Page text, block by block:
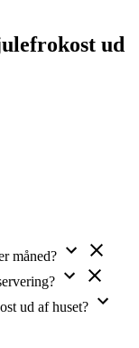
ud
måned?
ud af huset?